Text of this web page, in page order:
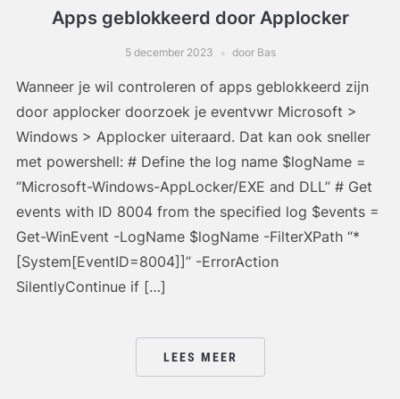
Apps geblokkeerd door Applocker
5 december 2023 door Bas
Wanneer je wil controleren of apps geblokkeerd zijn
door applocker doorzoek je eventvwr Microsoft >
Windows > Applocker uiteraard. Dat kan ook sneller
met powershell: # Define the log name $logName =
“Microsoft-Windows-AppLocker/EXE and DLL” # Get
events with ID 8004 from the specified log $events =
Get-WinEvent -LogName $logName -FilterXPath “*
[System[EventID=8004]]” -ErrorAction
SilentlyContinue if […]
LEES MEER